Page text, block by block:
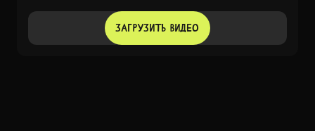
ЗАГРУЗИТЬ ВИДЕО